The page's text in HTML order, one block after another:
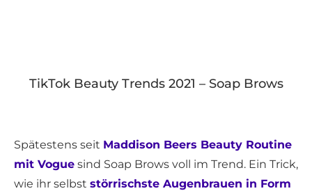
TikTok Beauty Trends 2021 – Soap Brows
Spätestens seit Maddison Beers Beauty Routine
mit Vogue sind Soap Brows voll im Trend. Ein Trick,
wie ihr selbst störrischste Augenbrauen in Form